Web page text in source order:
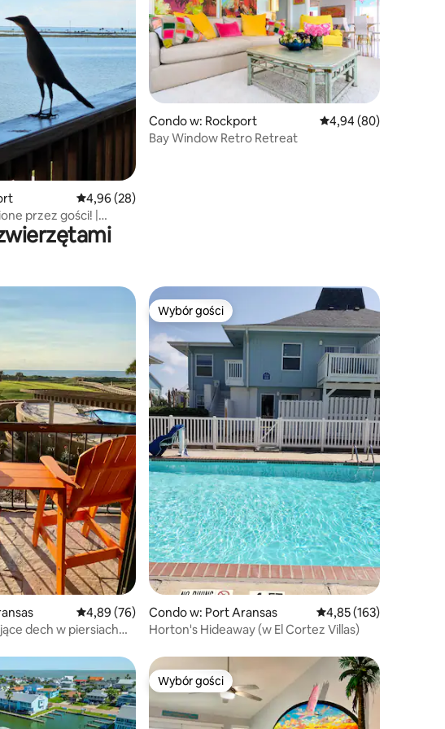
recenzji: 56
Średnia ocena: 4,96 na 5, liczba recenzji: 28
4,96 (28)
przez gości! |
na zatokę
Condo w: Rockport Średnia ocena: 4,94
4,94 (80)
Bay Window Retro Retreat
recenzji: 100
Średnia ocena: 4,89 na 5, liczba recenzji: 76
4,89 (76)
Wybór gości
Wybór gości
Condo w: Port Aransas Średnia ocena: 4,85
4,85 (163)
Horton's Hideaway (w El Cortez Villas)
Wybór gości
Wybór gości